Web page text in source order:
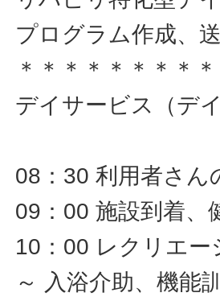
プログラム作成、
＊＊＊＊＊＊＊＊＊
デイサービス（デ
08：30 利用者さん
09：00 施設到着、
10：00 レクリエー
～ 入浴介助、機能